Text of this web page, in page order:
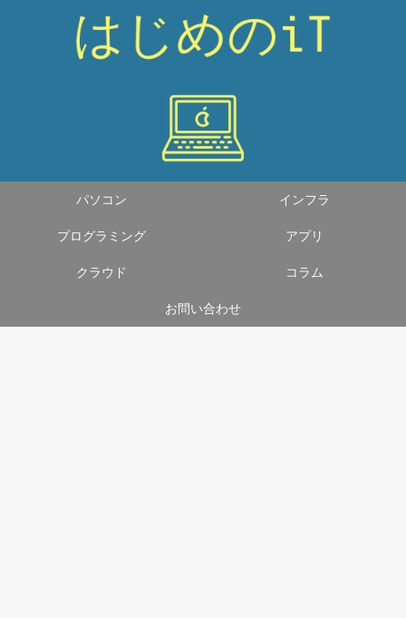
パソコン インフラ
プログラミング アプリ
クラウド コラム
お問い合わせ